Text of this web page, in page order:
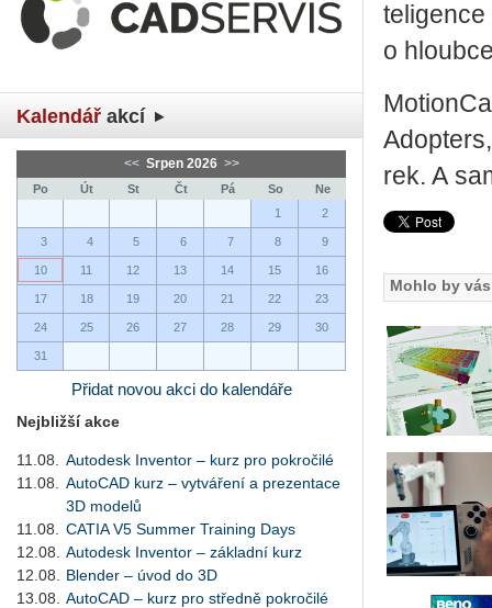
Kalendář akcí
<< Srpen 2026 >>
Po Út St Čt Pá So
Ne
1
2
3 4 5 6 7 8 9
10 11 12 13 14 15 16
17 18 19 20 21 22 23
24 25 26 27 28 29 30
31
Přidat novou akci do kalendáře
Nejbližší akce
11.08.
Autodesk Inventor – kurz pro pokročilé
11.08.
AutoCAD kurz – vytváření a prezentace
3D modelů
11.08.
CATIA V5 Summer Training Days
12.08.
Autodesk Inventor – základní kurz
12.08.
Blender – úvod do 3D
13.08.
AutoCAD – kurz pro středně pokročilé
te­li­gen­ce
o
rek. A
Mohlo by